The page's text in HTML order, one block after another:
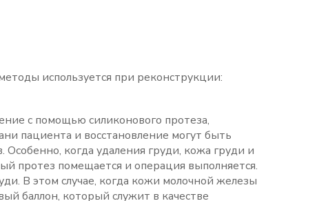
используется при реконструкции:
с помощью силиконового протеза,
пациента и восстановление могут быть
когда удаления груди, кожа груди и
протез помещается и операция выполняется.
В этом случае, когда кожи молочной железы
баллон, который служит в качестве